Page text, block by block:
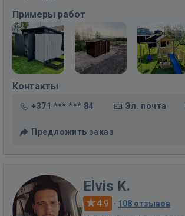
Примеры работ
Контакты
+371 *** *** 84 Эл. почта
Предложить заказ
Elvis K.
4.9 · 108 отзывов